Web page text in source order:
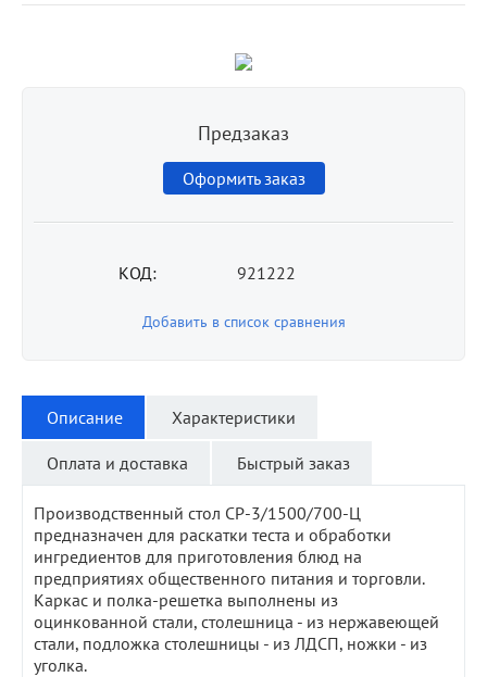
Предзаказ
Оформить заказ
КОД: 921222
Добавить в список сравнения
Описание Характеристики
Оплата и доставка Быстрый заказ
Производственный стол СР-3/1500/700-Ц
предназначен для раскатки теста и обработки
ингредиентов для приготовления блюд на
предприятиях общественного питания и торговли.
Каркас и полка-решетка выполнены из
оцинкованной стали, столешница - из нержавеющей
стали, подложка столешницы - из ЛДСП, ножки - из
уголка.